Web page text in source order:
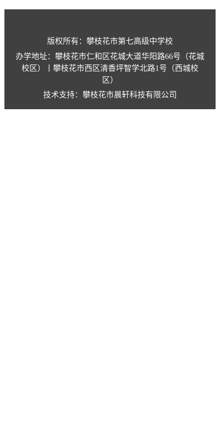
版权所有：攀枝花市第七高级中学校
办学地址：攀枝花市仁和区花城大道华阳路66号（花城
校区）丨攀枝花市西区清香坪智学北路1号（西城校
区）
技术支持：攀枝花市晨轩科技有限公司